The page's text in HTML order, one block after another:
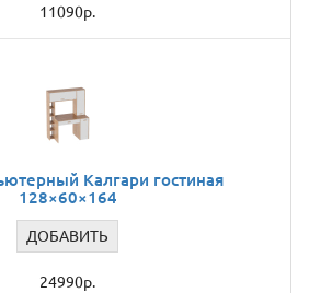
11090р.
Калгари гостиная
128×60×164
ДОБАВИТЬ
24990р.